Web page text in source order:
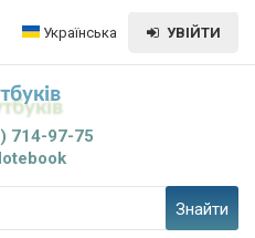
Українська УВІЙТИ
Знайти
714-97-75